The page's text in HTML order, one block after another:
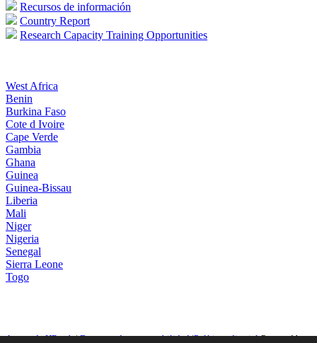
Recursos de información
Country Report
Research Capacity Training Opportunities
West Africa
Benin
Burkina Faso
Cote d Ivoire
Cape Verde
Gambia
Ghana
Guinea
Guinea-Bissau
Liberia
Mali
Niger
Nigeria
Senegal
Sierra Leone
Togo
Acerca de HRweb|Descargo de responsabilidad|Política editorial Powered by: